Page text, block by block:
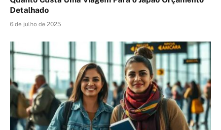
Detalhado
6 de julho de 2025